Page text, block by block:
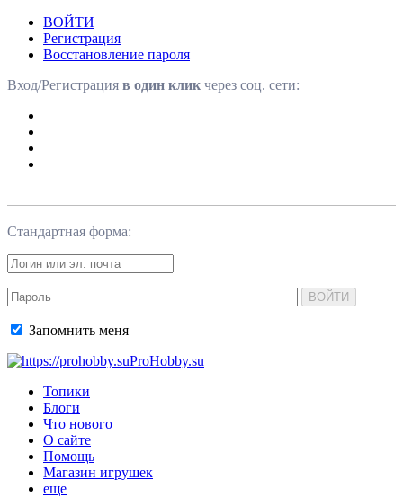
ВОЙТИ
Регистрация
Восстановление пароля
Вход/Регистрация в один клик через соц. сети:
Стандартная форма:
ВОЙТИ
Запомнить меня
ProHobby.su
Топики
Блоги
Что нового
О сайте
Помощь
Магазин игрушек
еще